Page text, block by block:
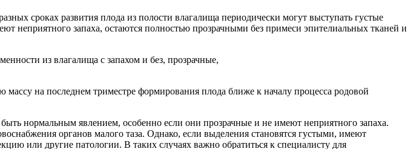
сроках развития плода из полости влагалища периодически могут выступать густые
неприятного запаха, остаются полностью прозрачными без примеси эпителиальных тканей и
на последнем триместре формирования плода ближе к началу процесса родовой
нормальным явлением, особенно если они прозрачные и не имеют неприятного запаха.
органов малого таза. Однако, если выделения становятся густыми, имеют
или другие патологии. В таких случаях важно обратиться к специалисту для